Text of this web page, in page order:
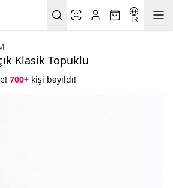
TR
Klasik Topuklu
700+ kişi bayıldı!